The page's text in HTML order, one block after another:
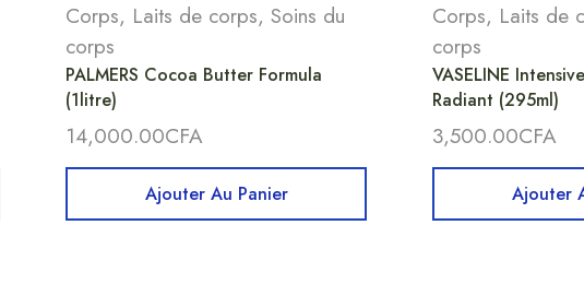
Corps, Laits de corps, Soins du
corps
PALMERS Cocoa Butter Formula
(1litre)
14,000.00CFA
Ajouter Au Panier
Corps, Laits de
corps
VASELINE
Radiant (295ml)
3,500.00CFA
Ajouter